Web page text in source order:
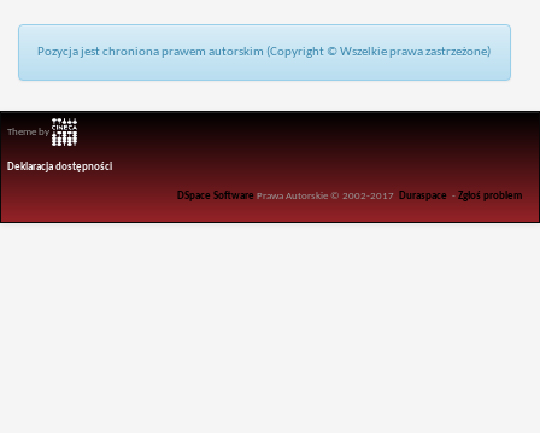
Pozycja jest chroniona prawem autorskim (Copyright © Wszelkie prawa zastrzeżone)
Theme by
Deklaracja dostępności
DSpace Software Prawa Autorskie © 2002-2017 Duraspace -Zgłoś problem